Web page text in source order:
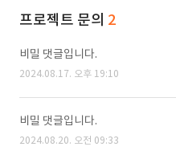
프로젝트 문의 2
비밀 댓글입니다.
2024.08.17. 오후 19:10
비밀 댓글입니다.
2024.08.20. 오전 09:33